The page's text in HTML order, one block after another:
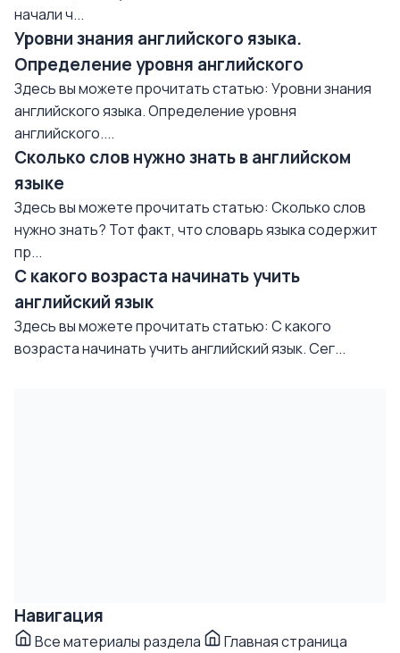
начали ч...
Уровни знания английского языка.
Определение уровня английского
Здесь вы можете прочитать статью: Уровни знания
английского языка. Определение уровня
английского....
Сколько слов нужно знать в английском
языке
Здесь вы можете прочитать статью: Сколько слов
нужно знать? Тот факт, что словарь языка содержит
пр...
С какого возраста начинать учить
английский язык
Здесь вы можете прочитать статью: С какого
возраста начинать учить английский язык. Сег...
Навигация
Все материалы раздела Главная страница